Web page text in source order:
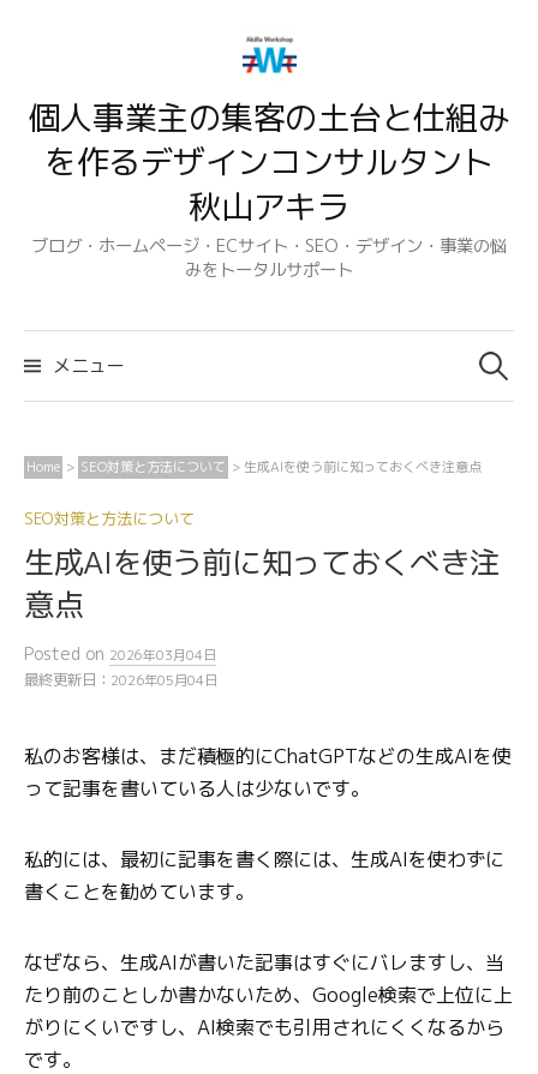
ン
キ
個人事業主の集客の土台と仕組み
を作るデザインコンサルタント
秋山アキラ
ブログ・ホームページ・ECサイト・SEO・デザイン・事業の悩
みをトータルサポート
メニュー
検
索:
Home > SEO対策と方法について > 生成AIを使う前に知っておくべき注意点
SEO対策と方法について
生成AIを使う前に知っておくべき注
意点
Posted on 2026年03月04日
最終更新日： 2026年05月04日
私のお客様は、まだ積極的にChatGPTなどの生成AIを使
って記事を書いている人は少ないです。
私的には、最初に記事を書く際には、生成AIを使わずに
書くことを勧めています。
なぜなら、生成AIが書いた記事はすぐにバレますし、当
たり前のことしか書かないため、Google検索で上位に上
がりにくいですし、AI検索でも引用されにくくなるから
です。